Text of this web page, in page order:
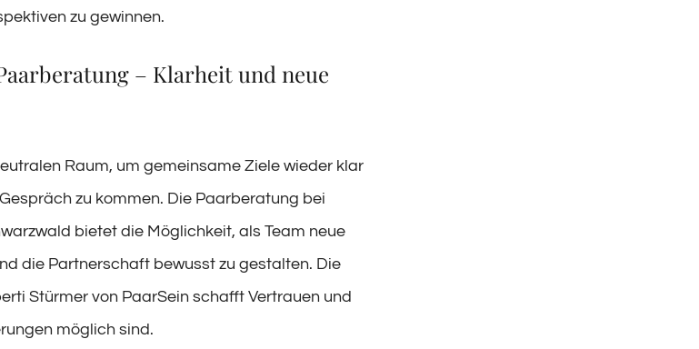
zu gewinnen.
– Klarheit und neue
Raum, um gemeinsame Ziele wieder klar
zu kommen. Die Paarberatung bei
bietet die Möglichkeit, als Team neue
die Partnerschaft bewusst zu gestalten. Die
Stürmer von PaarSein schafft Vertrauen und
möglich sind.